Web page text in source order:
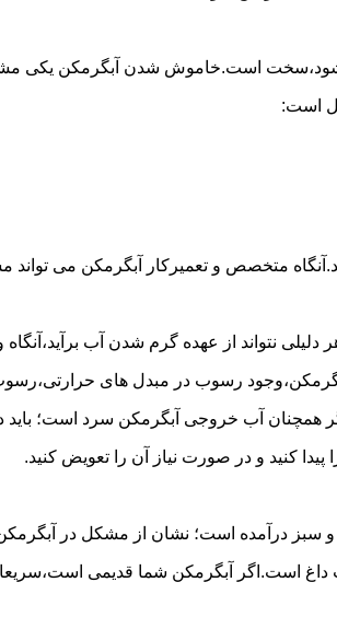
است.خاموش شدن آبگرمکن یکی
است:
متخصص و تعمیرکار آبگرمکن می
نتواند از عهده گرم شدن آب
رسوب در مبدل های
همچنان آب خروجی آبگرمکن سرد است؛ باید
کنید و در صورت نیاز آن را تعویض کنید.
و سبز درآمده است؛ نشان از مشکل در
آبگرمکن شما قدیمی است،سریعا